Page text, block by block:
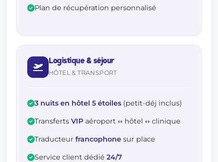
Plan de récupération personnalisé
Logistique & séjour
HÔTEL & TRANSPORT
3 nuits en hôtel 5 étoiles (petit-déj inclus)
Transferts VIP aéroport ↔ hôtel ↔ clinique
Traducteur francophone sur place
Service client dédié 24/7